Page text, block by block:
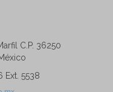
C.P. 36250
Ext. 5538